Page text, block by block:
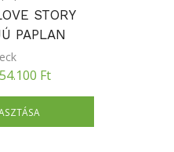
STORY
PAPLAN
54.100 Ft